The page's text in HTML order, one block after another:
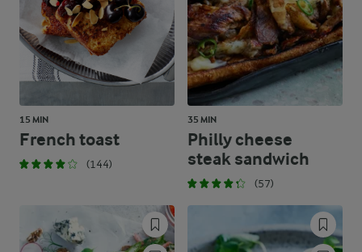
15 MIN
French toast
(144)
35 MIN
Philly cheese
steak sandwich
(57)